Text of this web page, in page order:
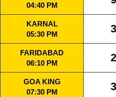
04:40 PM
KARNAL
05:30 PM
FARIDABAD
06:10 PM
GOA KING
07:30 PM